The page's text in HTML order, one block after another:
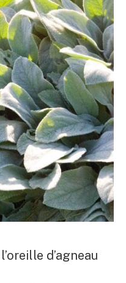
d’agneau